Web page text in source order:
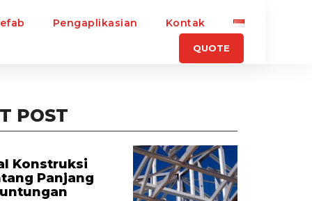
Pengaplikasian Kontak
QUOTE
POST
Konstruksi
Panjang